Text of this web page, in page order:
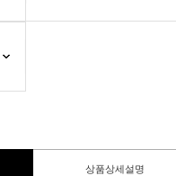
상품상세설명